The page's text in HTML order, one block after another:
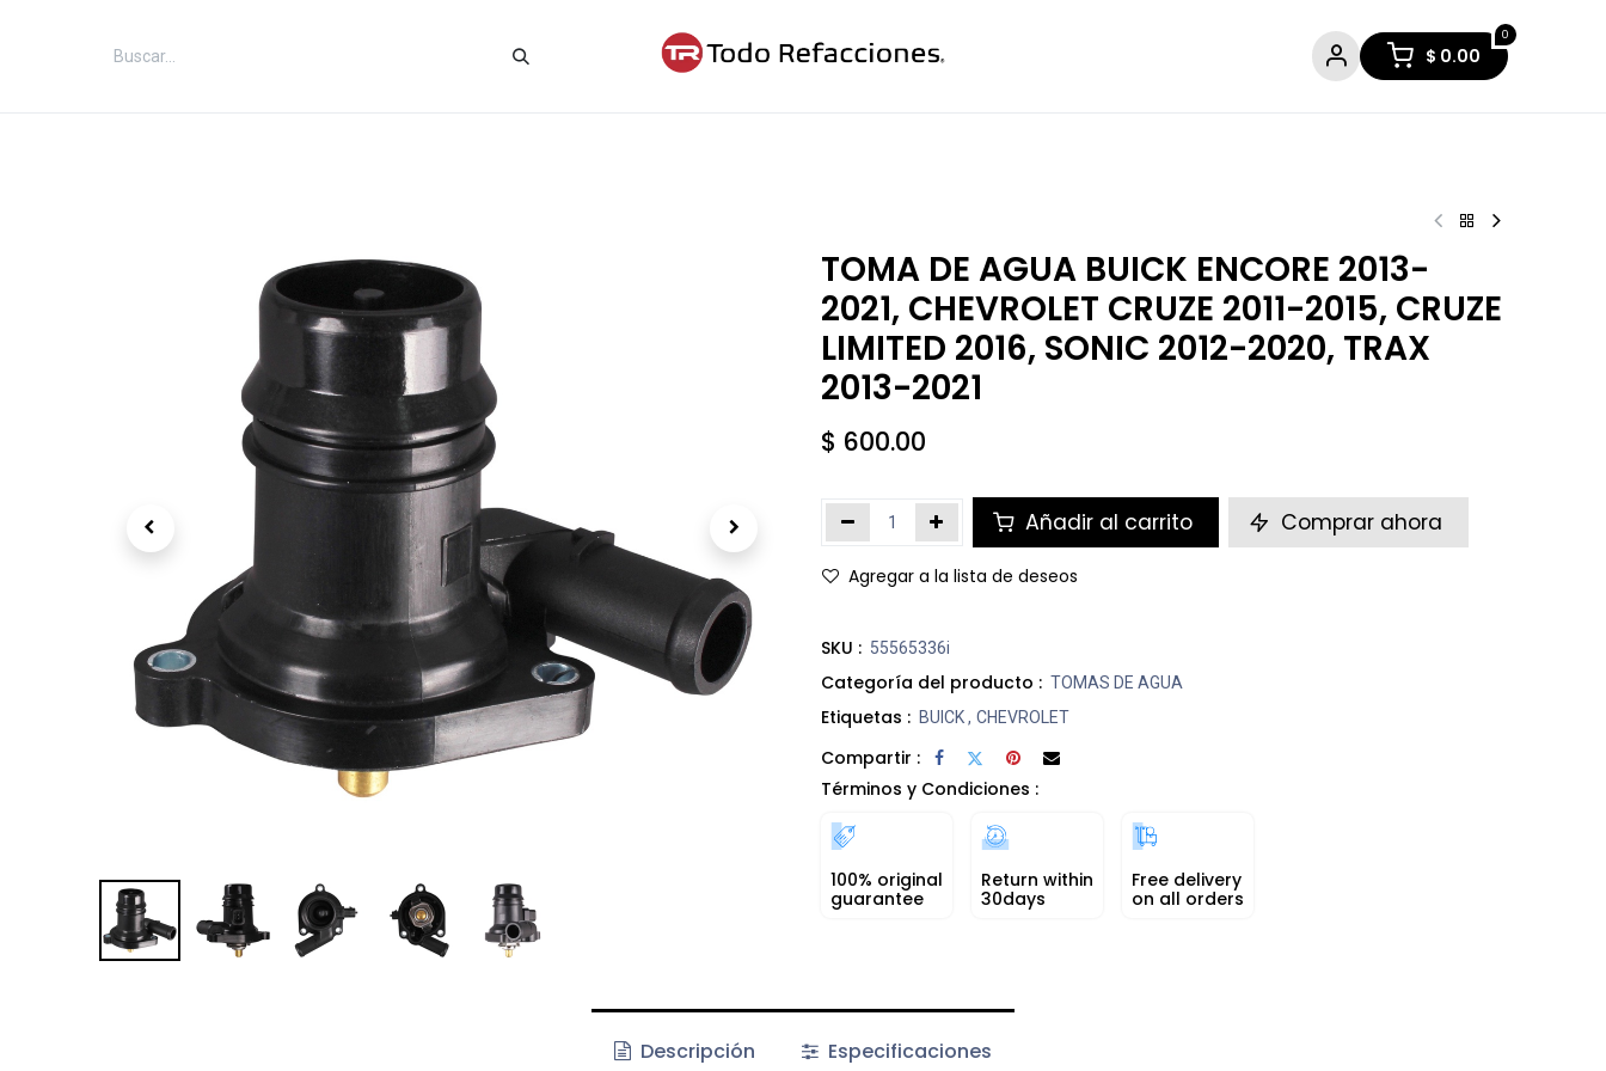
0
$ 0.00
TOMA DE AGUA BUICK ENCORE 2013-
2021, CHEVROLET CRUZE 2011-2015, CRUZE
LIMITED 2016, SONIC 2012-2020, TRAX
2013-2021
$ 600.00
Añadir al carrito Comprar ahora
Agregar a la lista de deseos
SKU : 55565336i
Categoría del producto : TOMAS DE AGUA
Etiquetas : BUICK, CHEVROLET
Compartir :
Términos y Condiciones :
100% original
guarantee
Return within
30days
Free delivery
on all orders
Descripción Especificaciones